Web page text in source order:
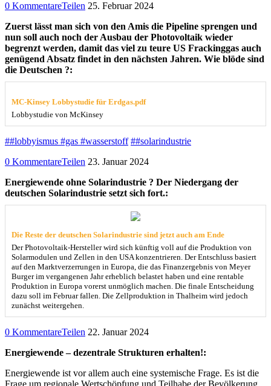
0 KommentareTeilen 25. Februar 2024
Zuerst lässt man sich von den Amis die Pipeline sprengen und
nun soll auch noch der Ausbau der Photovoltaik wieder
begrenzt werden, damit das viel zu teure US Frackinggas auch
genügend Absatz findet in den nächsten Jahren. Wie blöde sind
die Deutschen ?:
MC-Kinsey Lobbystudie für Erdgas.pdf
Lobbystudie von McKinsey
##lobbyismus #gas #wasserstoff ##solarindustrie
0 KommentareTeilen 23. Januar 2024
Energiewende ohne Solarindustrie ? Der Niedergang der
deutschen Solarindustrie setzt sich fort.:
Die Reste der deutschen Solarindustrie sind jetzt auch am Ende
Der Photovoltaik-Hersteller wird sich künftig voll auf die Produktion von
Solarmodulen und Zellen in den USA konzentrieren. Der Entschluss basiert
auf den Marktverzerrungen in Europa, die das Finanzergebnis von Meyer
Burger im vergangenen Jahr erheblich belastet haben und eine rentable
Produktion in Europa vorerst unmöglich machen. Die finale Entscheidung
dazu soll im Februar fallen. Die Zellproduktion in Thalheim wird jedoch
zunächst weitergehen.
0 KommentareTeilen 22. Januar 2024
Energiewende – dezentrale Strukturen erhalten!:
Energiewende ist vor allem auch eine systemische Frage. Es ist die